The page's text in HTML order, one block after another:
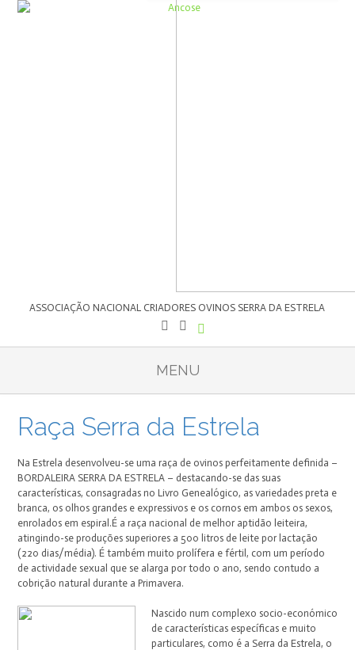
ASSOCIAÇÃO NACIONAL CRIADORES OVINOS SERRA DA ESTRELA
MENU
Raça Serra da Estrela
Na Estrela desenvolveu-se uma raça de ovinos perfeitamente definida –
BORDALEIRA SERRA DA ESTRELA – destacando-se das suas
características, consagradas no Livro Genealógico, as variedades preta e
branca, os olhos grandes e expressivos e os cornos em ambos os sexos,
enrolados em espiral.É a raça nacional de melhor aptidão leiteira,
atingindo-se produções superiores a 500 litros de leite por lactação
(220 dias/média). É também muito prolífera e fértil, com um período
de actividade sexual que se alarga por todo o ano, sendo contudo a
cobrição natural durante a Primavera.
Nascido num complexo socio-económico
de características específicas e muito
particulares, como é a Serra da Estrela, o